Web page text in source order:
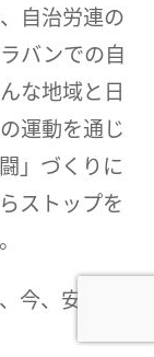
自治労連の
バンでの自
な地域と日
運動を通じ
」づくりに
ストップを
、安倍政